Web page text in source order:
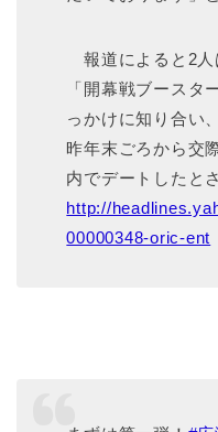
報道によると2人
「開幕戦ブースタ
っかけに知り合い
昨年末ごろから交
内でデートしたと
http://
00000348-oric-ent